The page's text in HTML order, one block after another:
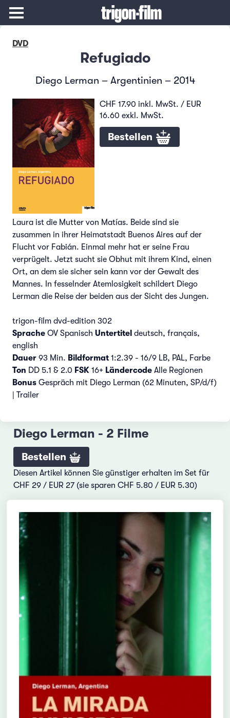
DVD
Refugiado
Diego Lerman – Argentinien – 2014
CHF 17.90 inkl. MwSt. / EUR
16.60 exkl. MwSt.
Bestellen
Laura ist die Mutter von Matías. Beide sind sie
zusammen in ihrer Heimatstadt Buenos Aires auf der
Flucht vor Fabián. Einmal mehr hat er seine Frau
verprügelt. Jetzt sucht sie Obhut mit ihrem Kind, einen
Ort, an dem sie sicher sein kann vor der Gewalt des
Mannes. In fesselnder Atemlosigkeit schildert Diego
Lerman die Reise der beiden aus der Sicht des Jungen.
trigon-film dvd-edition 302
Sprache OV Spanisch Untertitel deutsch, français,
english
Dauer 93 Min. Bildformat 1:2.39 - 16/9 LB, PAL, Farbe
Ton DD 5.1 & 2.0 FSK 16+ Ländercode Alle Regionen
Bonus Gespräch mit Diego Lerman (62 Minuten, SP/d/f)
| Trailer
Diego Lerman - 2 Filme
Bestellen
Diesen Artikel können Sie günstiger erhalten im Set für
CHF 29 / EUR 27 (sie sparen CHF 5.80 / EUR 5.30)